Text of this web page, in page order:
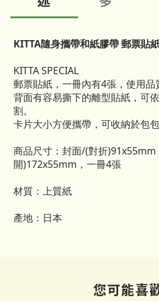
KITTA隨身攜帶和紙膠帶 郵票貼
KITTA SPECIAL
郵票貼紙，一冊內有4張，使用品
背面有容易撕下的離型貼紙，可
割。
卡片大小方便攜帶，可收納於包包
商品尺寸：封面/(對折)91x55mm
開)172x55mm，一冊4張
材質：上質紙
產地：日本
您可能喜